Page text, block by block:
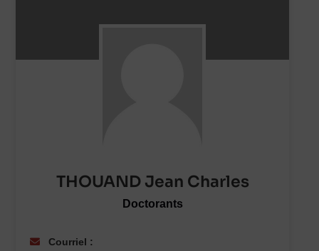
THOUAND Jean Charles
Doctorants
Courriel :